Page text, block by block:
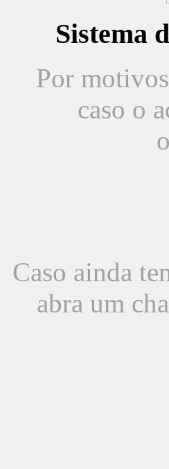
Sistema
Por
caso o
Caso ainda
abra um